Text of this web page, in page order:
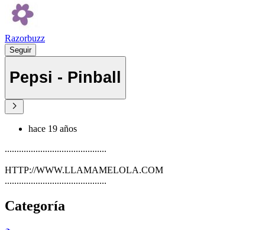
Razorbuzz
Seguir
Pepsi - Pinball
hace 19 años
...........................................
HTTP://WWW.LLAMAMELOLA.COM
...........................................
Categoría